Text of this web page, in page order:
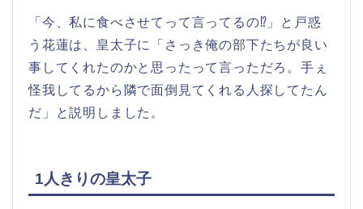
「今、私に食べさせてって言ってるの⁉」と戸惑
う花蓮は、皇太子に「さっき俺の部下たちが良い
事してくれたのかと思ったって言っただろ。手ぇ
怪我してるから隣で面倒見てくれる人探してたん
だ」と説明しました。
1人きりの皇太子